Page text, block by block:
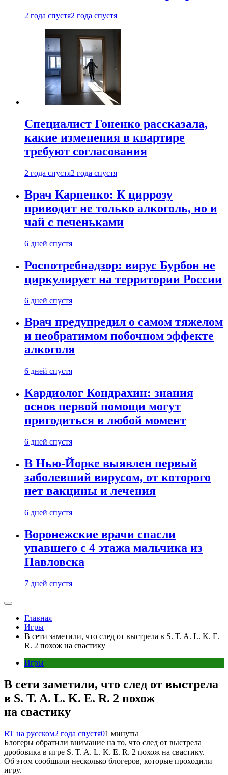
2 года спустя2 года спустя
Специалист Гоненко рассказала,
какие изменения в квартире
требуют согласования
2 года спустя2 года спустя
Врач Карпенко: К циррозу
приводит не только алкоголь, но и
чай с печеньками
6 дней спустя
Роспотребнадзор: вирус Бурбон не
циркулирует на территории России
6 дней спустя
Врач предупредил о самом тяжелом
и необратимом побочном эффекте
алкоголя
6 дней спустя
Кардиолог Кондрахин: знания
основ первой помощи могут
пригодиться в любой момент
6 дней спустя
В Нью-Йорке выявлен первый
заболевший вирусом, от которого
нет вакцины и лечения
6 дней спустя
Воронежские врачи спасли
упавшего с 4 этажа мальчика из
Павловска
7 дней спустя
Главная
Игры
В сети заметили, что след от выстрела в S. T. A. L. K. E.
R. 2 похож на свастику
Игры
В сети заметили, что след от выстрела
в S. T. A. L. K. E. R. 2 похож
на свастику
RT на русском2 года спустя01 минуты
Блогеры обратили внимание на то, что след от выстрела
дробовика в игре S. T. A. L. K. E. R. 2 похож на свастику.
Об этом сообщили несколько блогеров, которые проходили
игру.